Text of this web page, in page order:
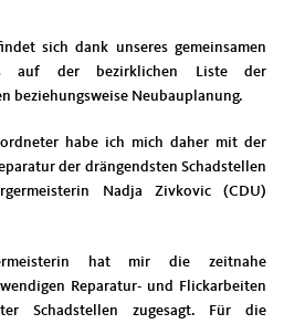
sich dank unseres gemeinsamen
auf der bezirklichen Liste der
beziehungsweise Neubauplanung.
habe ich mich daher mit der
der drängendsten Schadstellen
Nadja Zivkovic (CDU)
hat mir die zeitnahe
Reparatur- und Flickarbeiten
Schadstellen zugesagt. Für die